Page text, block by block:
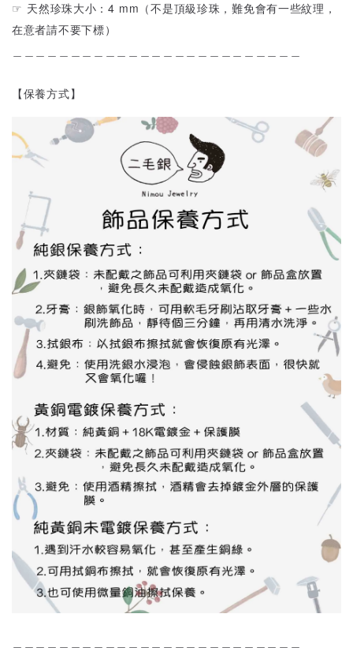
☞ 天然珍珠大小：4 mm（不是頂級珍珠，難免會有一些紋理，
在意者請不要下標）
【保養方式】